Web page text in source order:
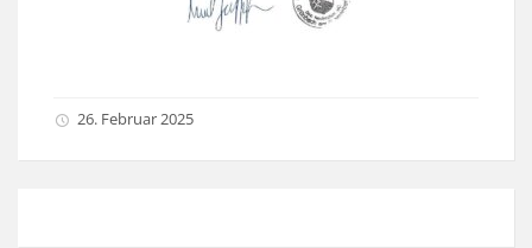
26. Februar 2025